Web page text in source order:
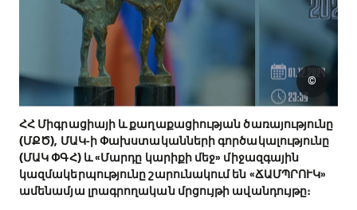
ՀՀ Միգրացիայի և քաղաքացիության ծառայությունը
(ՄՔԾ), ՄԱԿ-ի Փախստականների գործակալությունը
(ՄԱԿ ՓԳՀ) և «Մարդը կարիքի մեջ» միջազգային
կազմակերպությունը շարունակում են «ՃԱՄՊՐՈՒԿ»
ամենամյա լրագրողական մրցույթի ավանդույթը։
©